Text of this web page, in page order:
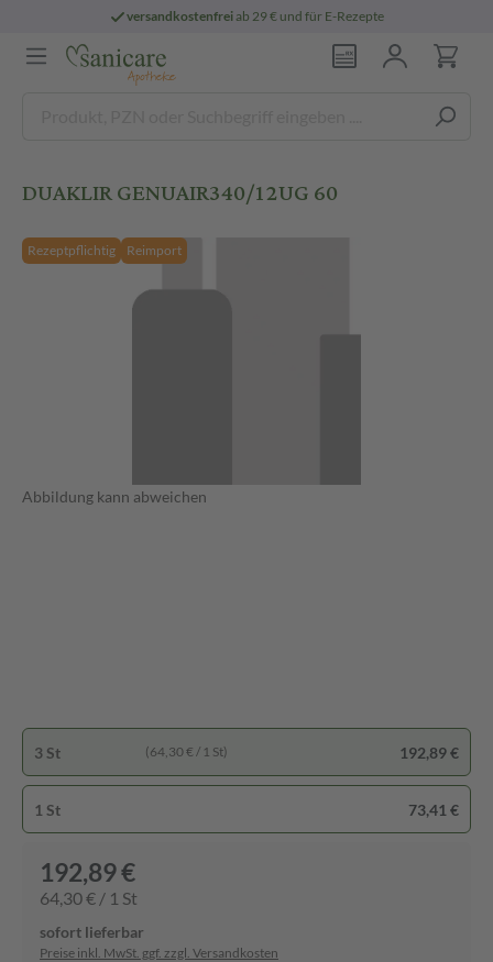
versandkostenfreiab 29 € und für E-Rezepte
DUAKLIR GENUAIR340/12UG 60
Rezeptpflichtig Reimport
Abbildung kann abweichen
3 St (64,30 € / 1 St) 192,89 €
1 St 73,41 €
192,89 €
64,30 € / 1 St
sofort lieferbar
Preise inkl. MwSt. ggf. zzgl. Versandkosten